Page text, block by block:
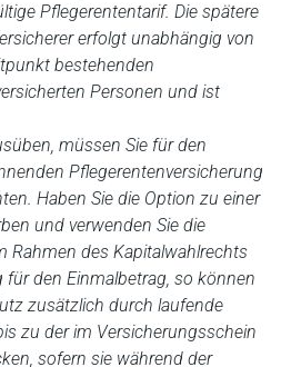
Pflegerententarif. Die spätere
erfolgt unabhängig von
bestehenden
Personen und ist
müssen Sie für den
Pflegerentenversicherung
Haben Sie die Option zu einer
und verwenden Sie die
Rahmen des Kapitalwahlrechts
für den Einmalbetrag, so können
zusätzlich durch laufende
zu der im Versicherungsschein
sofern sie während der